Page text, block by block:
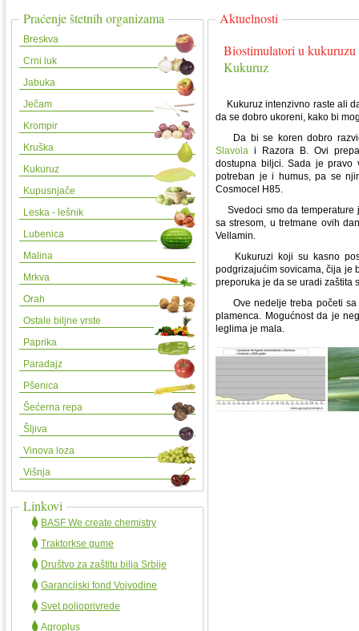
Praćenje štetnih organizama
Breskva
Crni luk
Jabuka
Ječam
Krompir
Kruška
Kukuruz
Kupusnjače
Leska - lešnik
Lubenica
Malina
Mrkva
Orah
Ostale biljne vrste
Paprika
Paradajz
Pšenica
Šećerna repa
Šljiva
Vinova loza
Višnja
Linkovi
BASF We create chemistry
Traktorkse gume
Društvo za zaštitu bilja Srbije
Garancijski fond Vojvodine
Svet poljoprivrede
Agroplus
Aktuelnosti
Biostimulatori u
Kukuruz
Kukuruz intenzivno raste ali
da se dobro ukoreni, kako bi
Da bi se koren dobro razvio
Slavola i Razora B. Ovi
dostupna biljci. Sada je pravo
potreban je i humus, pa se
Cosmocel H85.
Svedoci smo da temperature
sa stresom, u tretmane ovih
Vellamin.
Kukuruzi koji su kasno
podgrizajućim sovicama, čija je
preporuka je da se uradi zaštita
Ove nedelje treba početi
plamenca. Mogućnost da je
leglima je mala.